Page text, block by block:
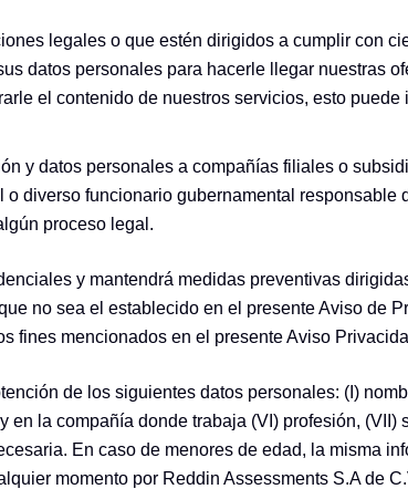
legales o que estén dirigidos a cumplir con
datos personales para hacerle llegar nuestras
el contenido de nuestros servicios, esto
y datos personales a compañías filiales o
diverso funcionario gubernamental responsable
proceso legal.
y mantendrá medidas preventivas
no sea el establecido en el presente Aviso de
fines mencionados en el presente Aviso
de los siguientes datos personales: (I)
la compañía donde trabaja (VI) profesión,
En caso de menores de edad, la misma
momento por Reddin Assessments S.A de